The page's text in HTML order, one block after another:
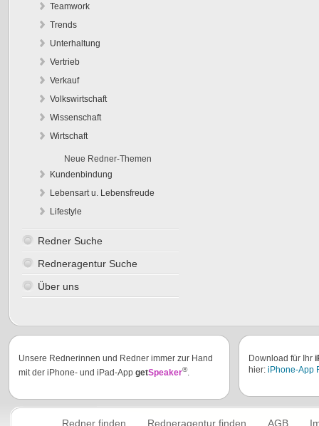
Teamwork
Trends
Unterhaltung
Vertrieb
Verkauf
Volkswirtschaft
Wissenschaft
Wirtschaft
Neue Redner-Themen
Kundenbindung
Lebensart u. Lebensfreude
Lifestyle
Redner Suche
Redneragentur Suche
Über uns
Unsere Rednerinnen und Redner immer zur Hand
mit der iPhone- und iPad-App getSpeaker®.
Download für Ihr
hier: iPhone-App
Redner finden Redneragentur finden AGB